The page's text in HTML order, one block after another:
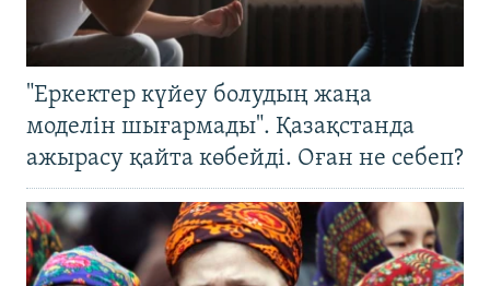
"Еркектер күйеу болудың жаңа
моделін шығармады". Қазақстанда
ажырасу қайта көбейді. Оған не себеп?